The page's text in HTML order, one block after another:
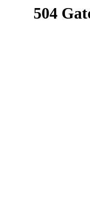
504